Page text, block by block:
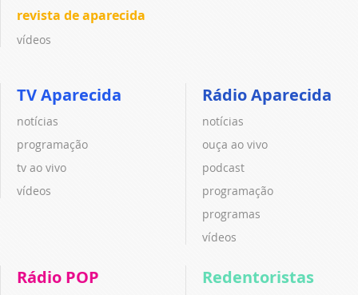
revista de aparecida
vídeos
TV Aparecida
notícias
programação
tv ao vivo
vídeos
Rádio Aparecida
notícias
ouça ao vivo
podcast
programação
programas
vídeos
Rádio POP Redentoristas